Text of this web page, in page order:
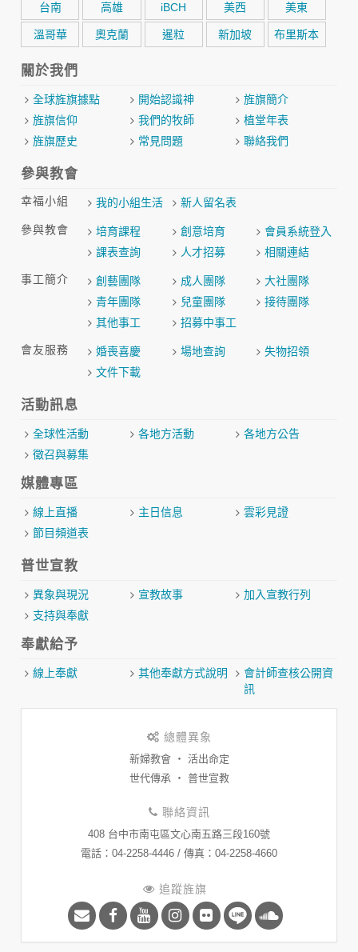
台南 高雄 iBCH 美西 美東
溫哥華 奧克蘭 暹粒 新加坡 布里斯本
關於我們
全球旌旗據點 開始認識神
旌旗簡介
旌旗信仰
我們的牧師
植堂年表
旌旗歷史
常見問題 聯絡我們
參與教會
幸福小組 我的小組生活 新人留名表
參與教會 培育課程 創意培育
會員系統登入
課表查詢
人才招募 相關連結
事工簡介 創藝團隊 成人團隊
大社團隊
青年團隊
兒童團隊
接待團隊
其他事工
招募中事工
會友服務 婚喪喜慶 場地查詢
失物招領
文件下載
活動訊息
全球性活動 各地方活動
各地方公告
徵召與募集
媒體專區
線上直播 主日信息
雲彩見證
節目頻道表
普世宣教
異象與現況 宣教故事
加入宣教行列
支持與奉獻
奉獻給予
線上奉獻 其他奉獻方式說明
會計師查核公開資
訊
總體異象
新婦教會 ‧ 活出命定
世代傳承 ‧ 普世宣教
聯絡資訊
408 台中市南屯區文心南五路三段160號
​電話：04-2258-4446 / 傳真：04-2258-4660
追蹤旌旗